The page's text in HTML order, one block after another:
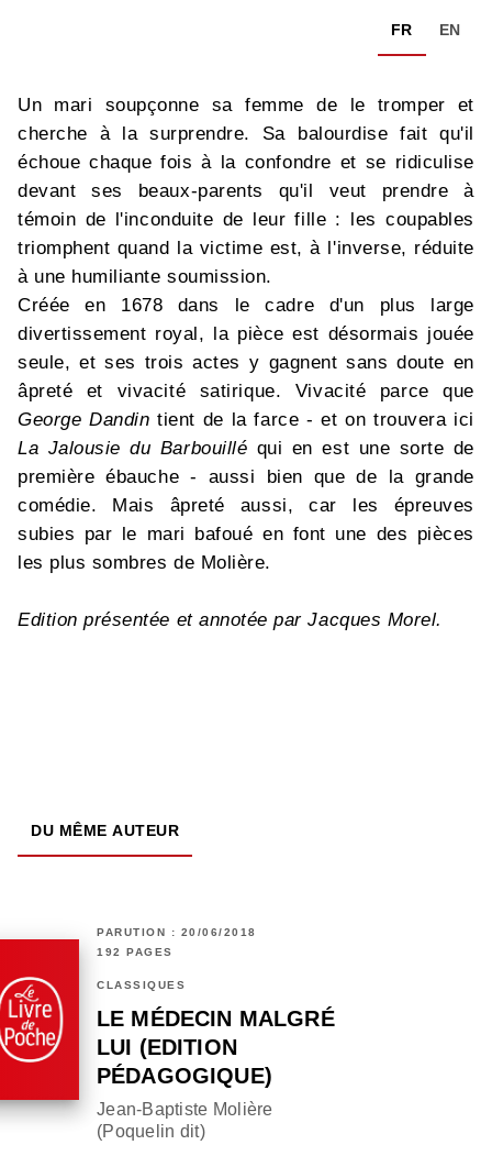
FR EN
Un mari soupçonne sa femme de le tromper et
cherche à la surprendre. Sa balourdise fait qu'il
échoue chaque fois à la confondre et se ridiculise
devant ses beaux-parents qu'il veut prendre à
témoin de l'inconduite de leur fille : les coupables
triomphent quand la victime est, à l'inverse, réduite
à une humiliante soumission.
Créée en 1678 dans le cadre d'un plus large
divertissement royal, la pièce est désormais jouée
seule, et ses trois actes y gagnent sans doute en
âpreté et vivacité satirique. Vivacité parce que
George Dandin tient de la farce - et on trouvera ici
La Jalousie du Barbouillé qui en est une sorte de
première ébauche - aussi bien que de la grande
comédie. Mais âpreté aussi, car les épreuves
subies par le mari bafoué en font une des pièces
les plus sombres de Molière.
Edition présentée et annotée par Jacques Morel.
DU MÊME AUTEUR
PARUTION : 20/06/2018
192 PAGES
CLASSIQUES
LE MÉDECIN MALGRÉ
LUI (EDITION
PÉDAGOGIQUE)
Jean-Baptiste Molière
(Poquelin dit)